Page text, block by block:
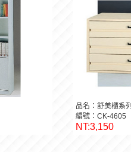
品名：舒美櫃系列
編號：CK-4605
NT:3,150